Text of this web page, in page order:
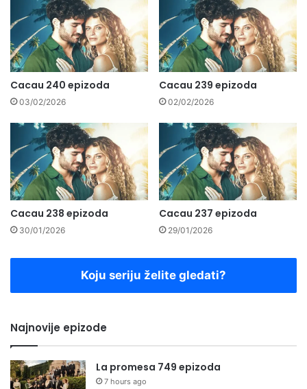
Cacau 240 epizoda
03/02/2026
Cacau 239 epizoda
02/02/2026
Cacau 238 epizoda
30/01/2026
Cacau 237 epizoda
29/01/2026
Koju seriju želite gledati?
Najnovije epizode
La promesa 749 epizoda
7 hours ago